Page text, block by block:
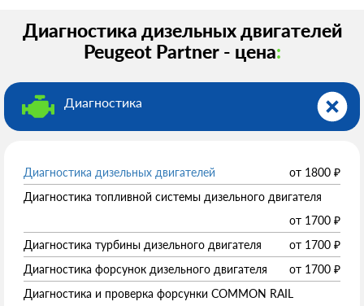
Диагностика дизельных двигателей
Peugeot Partner - цена:
Диагностика
Диагностика дизельных двигателей от 1800 ₽
Диагностика топливной системы дизельного двигателя
от 1700 ₽
Диагностика турбины дизельного двигателя
от 1700 ₽
Диагностика форсунок дизельного двигателя
от 1700 ₽
Диагностика и проверка форсунки COMMON RAIL